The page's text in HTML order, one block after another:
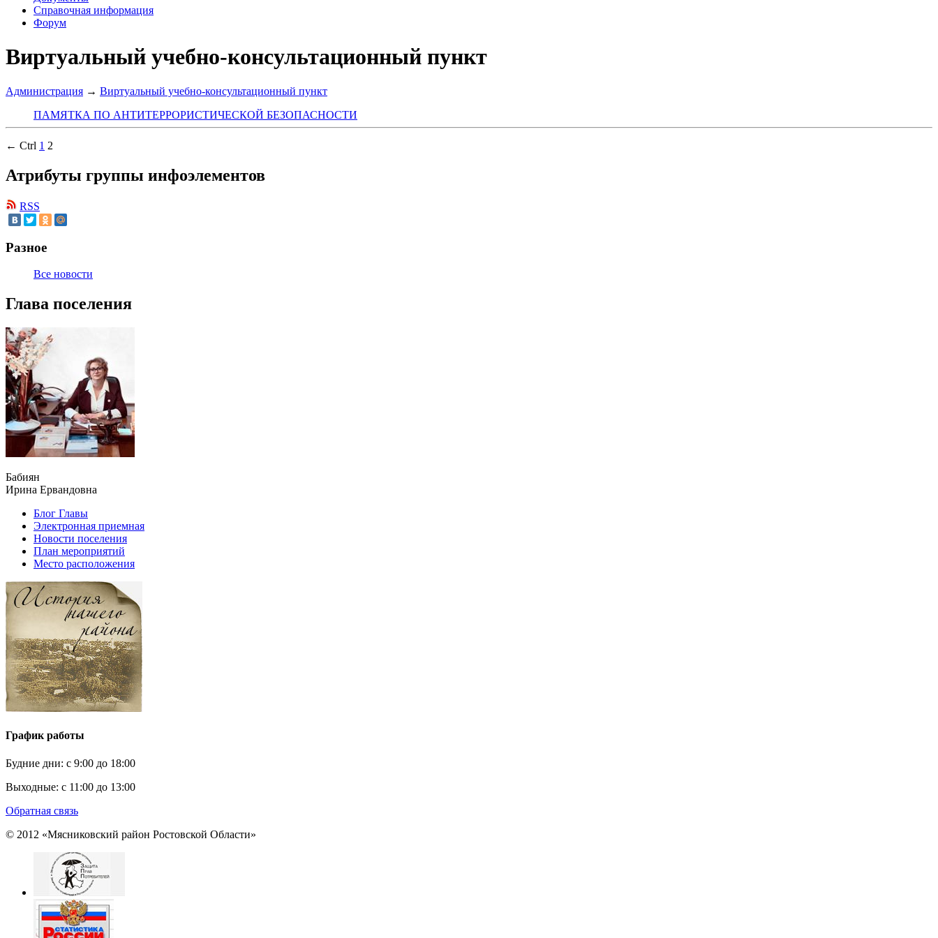
Справочная информация
Форум
Виртуальный учебно-консультационный пункт
Администрация → Виртуальный учебно-консультационный пункт
ПАМЯТКА ПО АНТИТЕРРОРИСТИЧЕСКОЙ БЕЗОПАСНОСТИ
← Ctrl 1 2
Атрибуты группы инфоэлементов
RSS
Разное
Все новости
Глава поселения
Бабиян
Ирина Ервандовна
Блог Главы
Электронная приемная
Новости поселения
План мероприятий
Место расположения
График работы
Будние дни: c 9:00 до 18:00
Выходные: с 11:00 до 13:00
Обратная связь
© 2012 «Мясниковский район Ростовской Области»